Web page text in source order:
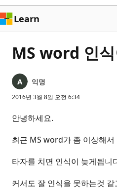
Learn
MS word 인
익명
2016년 3월 8일 오전 6:34
안녕하세요.
최근 MS word가 좀 이상해서
타자를 치면 인식이 늦게됩니
커서도 잘 인식을 못하는것 같